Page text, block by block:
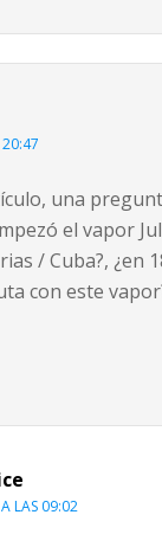
una
el vapor
/ Cuba?, ¿en
con este
LAS 09:02